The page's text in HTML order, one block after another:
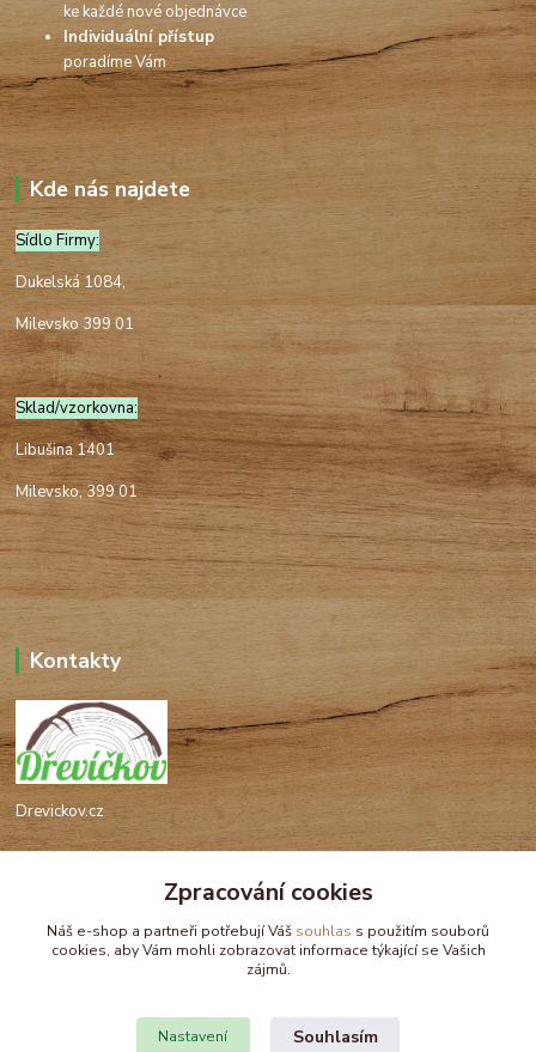
ke každé nové objednávce
Individuální přístup
poradíme Vám
Kde nás najdete
Sídlo Firmy:
Dukelská 1084,
Milevsko 399 01
Sklad/vzorkovna:
Libušina 1401
Milevsko, 399 01
Kontakty
Drevickov.cz
+420 732 488 676
drevickov@drevickov.cz, info@drevickov.cz
Zpracování cookies
Náš e-shop a partneři potřebují Váš souhlas s použitím souborů
cookies, aby Vám mohli zobrazovat informace týkající se Vašich
zájmů.
Nastavení Souhlasím